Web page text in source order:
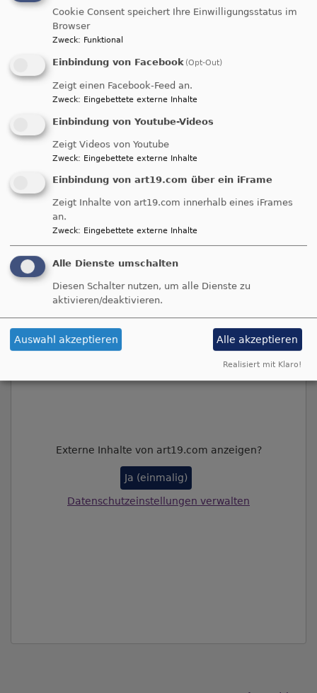
- nur an Wochentagen (Montag - Freitag)
- in der Zeit von 11 - 15 Uhr
- pro Einsatz max. 1,5 Stunden
- Kleine Aufwandsentschädung pro Einsatz
Bei Interesse wenden Sie sich gerne an das
Pfarramt.
Kontakt:
Wittelsbacherstr. 4
Tel: 09122/ 9256 - 200
Nachrichten
Kurzandachten - einfach reinhören
Externe Inhalte von art19.com anzeigen?
Ja (einmalig)
Datenschutzeinstellungen verwalten
Cookie Consent speichert Ihre Einwilligungsstatus im
Browser
Zweck: Funktional
Einbindung von Facebook (Opt-Out)
Zeigt einen Facebook-Feed an.
Zweck: Eingebettete externe Inhalte
Einbindung von Youtube-Videos
Zeigt Videos von Youtube
Zweck: Eingebettete externe Inhalte
Einbindung von art19.com über ein iFrame
Zeigt Inhalte von art19.com innerhalb eines iFrames
an.
Zweck: Eingebettete externe Inhalte
Alle Dienste umschalten
Diesen Schalter nutzen, um alle Dienste zu
aktivieren/deaktivieren.
Auswahl akzeptieren Alle akzeptieren
Realisiert mit Klaro!